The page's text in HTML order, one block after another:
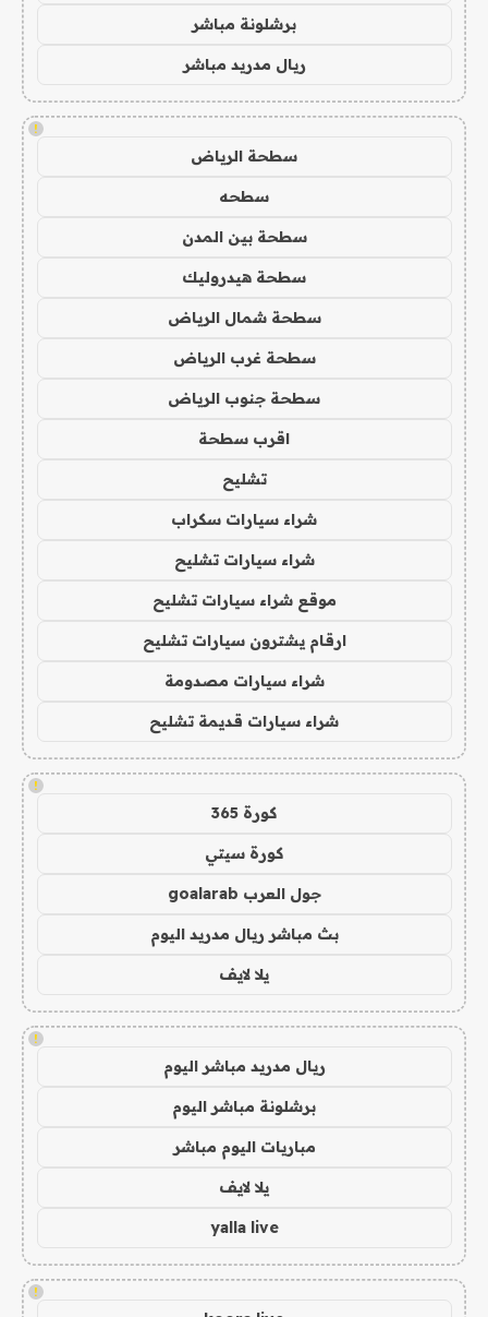
برشلونة مباشر
ريال مدريد مباشر
!
سطحة الرياض
سطحه
سطحة بين المدن
سطحة هيدروليك
سطحة شمال الرياض
سطحة غرب الرياض
سطحة جنوب الرياض
اقرب سطحة
تشليح
شراء سيارات سكراب
شراء سيارات تشليح
موقع شراء سيارات تشليح
ارقام يشترون سيارات تشليح
شراء سيارات مصدومة
شراء سيارات قديمة تشليح
!
كورة 365
كورة سيتي
جول العرب goalarab
بث مباشر ريال مدريد اليوم
يلا لايف
!
ريال مدريد مباشر اليوم
برشلونة مباشر اليوم
مباريات اليوم مباشر
يلا لايف
yalla live
!